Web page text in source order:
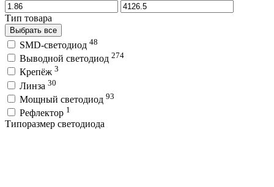
Тип товара
Выбрать все
SMD-светодиод 48
Выводной светодиод 274
Крепёж 3
Линза 30
Мощный светодиод 93
Рефлектор 1
Типоразмер светодиода